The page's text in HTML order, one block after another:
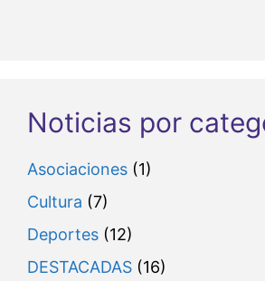
Noticias por
Asociaciones (1)
Cultura (7)
Deportes (12)
DESTACADAS (16)